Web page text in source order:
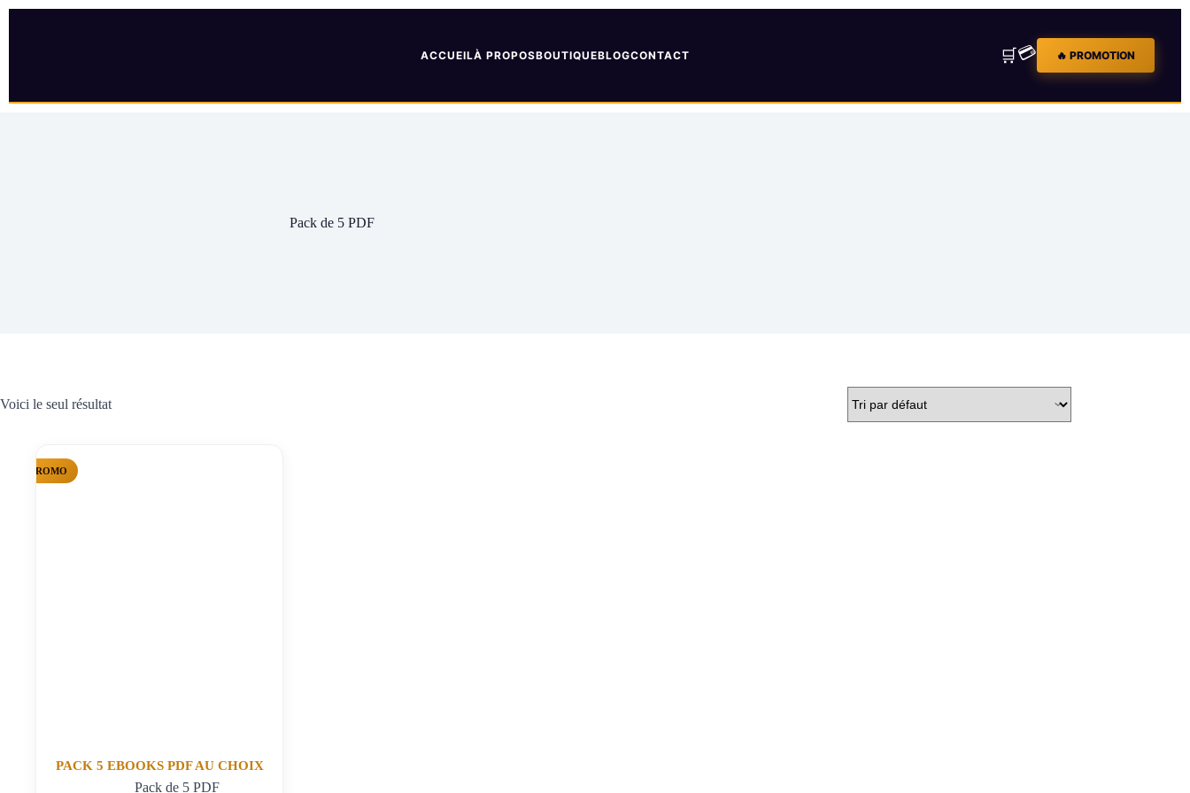
ACCUEILÀ PROPOSBOUTIQUEBLOGCONTACT 🛒💳 🔥 PROMOTION
Pack de 5 PDF
Voici le seul résultat
PROMO
PACK 5 EBOOKS PDF AU CHOIX
Pack de 5 PDF